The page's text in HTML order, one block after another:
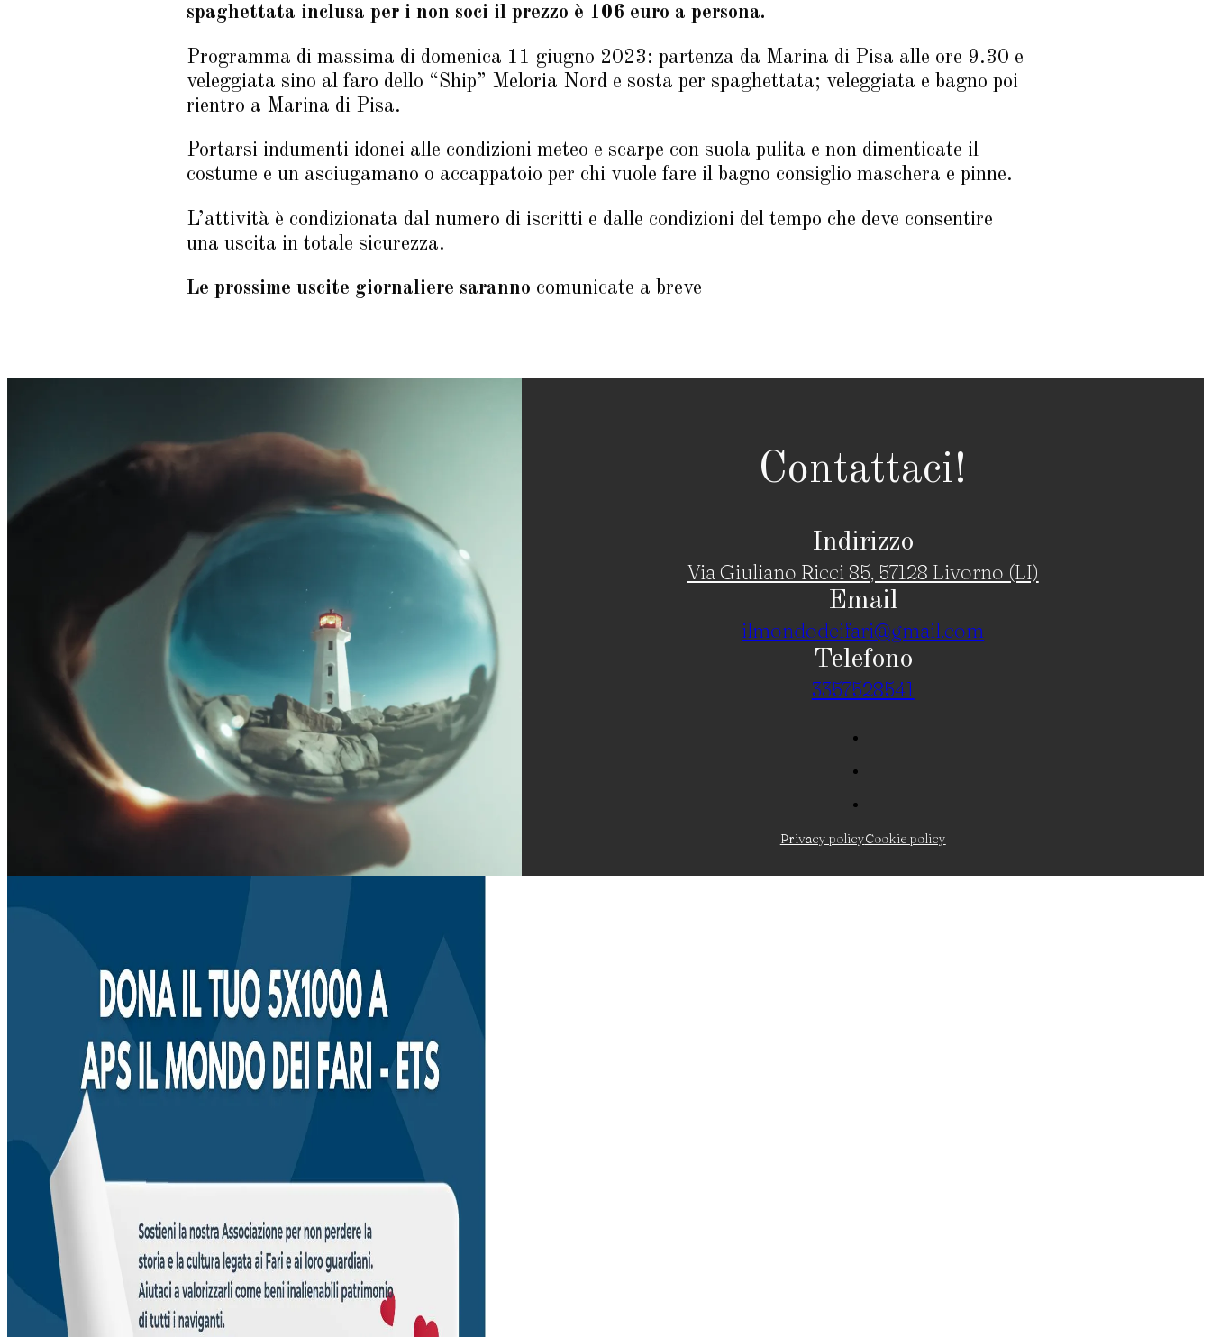
spaghettata inclusa per i non soci il prezzo è 106 euro a persona.
Programma di massima di domenica 11 giugno 2023: partenza da Marina di Pisa alle ore 9.30 e
veleggiata sino al faro dello “Ship” Meloria Nord e sosta per spaghettata; veleggiata e bagno poi
rientro a Marina di Pisa.
Portarsi indumenti idonei alle condizioni meteo e scarpe con suola pulita e non dimenticate il
costume e un asciugamano o accappatoio per chi vuole fare il bagno consiglio maschera e pinne.
L’attività è condizionata dal numero di iscritti e dalle condizioni del tempo che deve consentire
una uscita in totale sicurezza.
Le prossime uscite giornaliere saranno comunicate a breve
Contattaci!
Indirizzo
Via Giuliano Ricci 85, 57128 Livorno (LI)
Email
ilmondodeifari@gmail.com
Telefono
3357528541
Privacy policyCookie policy